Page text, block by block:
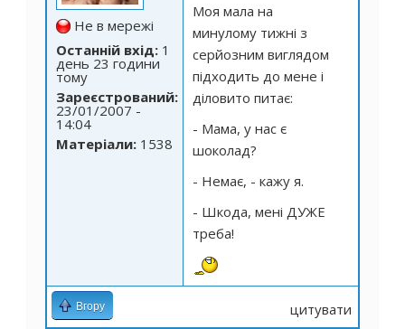
Не в мережі
Останній вхід: 1
день 23 години
тому
Зареєстрований:
23/01/2007 -
14:04
Матеріали: 1538
Моя мала на
минулому тижні з
серйозним виглядом
підходить до мене і
діловито питає:
- Мама, у нас є
шоколад?
- Немає, - кажу я.
- Шкода, мені ДУЖЕ
треба!
Вгору цитувати